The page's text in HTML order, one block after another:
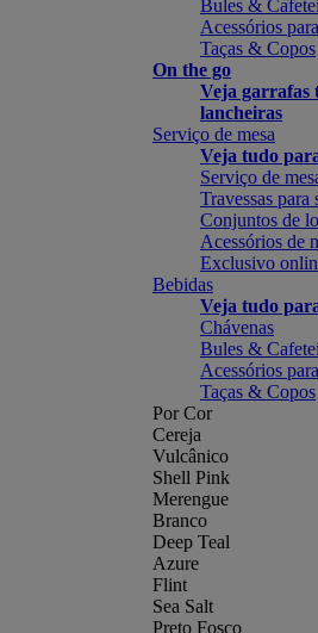
Bules &
Acessórios
Taças & Copos
On the go
Veja garrafas
lancheiras
Serviço de mesa
Veja tudo
Serviço de
Travessas para
Conjuntos de
Acessórios de
Exclusivo
Bebidas
Veja tudo
Chávenas
Bules &
Acessórios
Taças & Copos
Por Cor
Cereja
Vulcânico
Shell Pink
Merengue
Branco
Deep Teal
Azure
Flint
Sea Salt
Preto Fosco